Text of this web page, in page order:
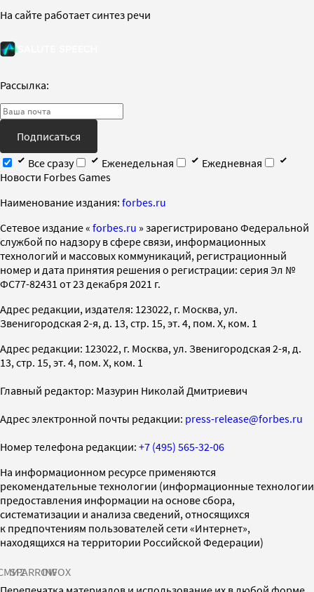
На сайте работает синтез речи
Рассылка:
Подписаться
Все сразу
Еженедельная
Ежедневная
Новости Forbes Games
Наименование издания: forbes.ru
Cетевое издание « forbes.ru » зарегистрировано Федеральной
службой по надзору в сфере связи, информационных
технологий и массовых коммуникаций, регистрационный
номер и дата принятия решения о регистрации: серия Эл №
ФС77-82431 от 23 декабря 2021 г.
Адрес редакции, издателя: 123022, г. Москва, ул.
Звенигородская 2-я, д. 13, стр. 15, эт. 4, пом. X, ком. 1
Адрес редакции: 123022, г. Москва, ул. Звенигородская 2-я, д.
13, стр. 15, эт. 4, пом. X, ком. 1
Главный редактор: Мазурин Николай Дмитриевич
Адрес электронной почты редакции: press-release@forbes.ru
Номер телефона редакции: +7 (495) 565-32-06
На информационном ресурсе применяются
рекомендательные технологии (информационные технологии
предоставления информации на основе сбора,
систематизации и анализа сведений, относящихся
к предпочтениям пользователей сети «Интернет»,
находящихся на территории Российской Федерации)
SPARROWINFOX